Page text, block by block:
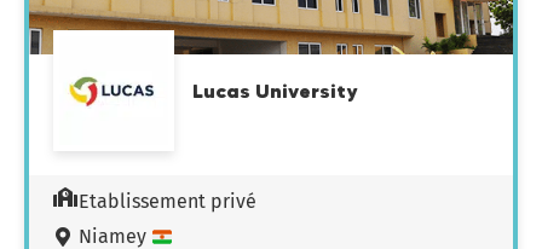
Lucas University
Etablissement privé
Niamey